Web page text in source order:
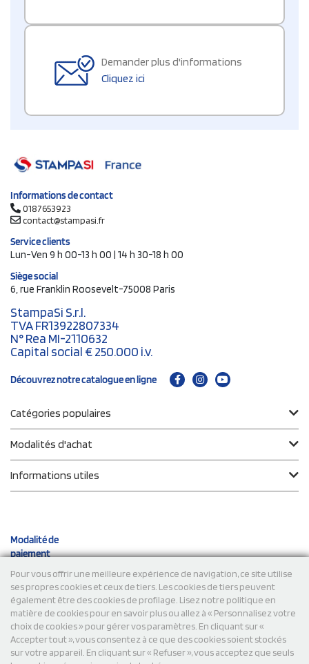
Pour vous offrir une meilleure expérience de navigation, ce site utilise
ses propres cookies et ceux de tiers. Les cookies de tiers peuvent
également être des cookies de profilage. Lisez notre politique en
matière de cookies pour en savoir plus ou allez à « Personnalisez votre
choix de cookies » pour gérer vos paramètres. En cliquant sur «
Accepter tout », vous consentez à ce que des cookies soient stockés
sur votre appareil. En cliquant sur « Refuser », vous acceptez que seuls
Demander plus d'informations
Cliquez ici
Informations de contact
0187653923
contact@stampasi.fr
Service clients
Lun-Ven 9 h 00-13 h 00 | 14 h 30-18 h 00
Siège social
6, rue Franklin Roosevelt-75008 Paris
StampaSi S.r.l.
TVA FR13922807334
N° Rea MI-2110632
Capital social € 250.000 i.v.
Découvrez notre catalogue en ligne
Catégories populaires
Modalités d'achat
Informations utiles
Modalité de
paiement
Expéditions